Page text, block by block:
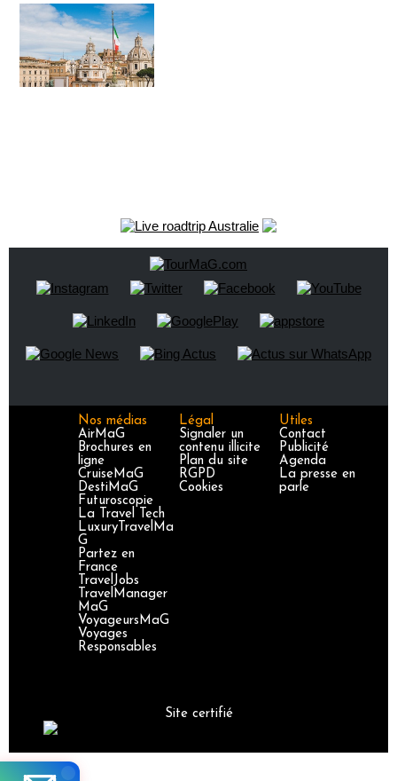
Nos médias
AirMaG
Brochures en
ligne
CruiseMaG
DestiMaG
Futuroscopie
La Travel Tech
LuxuryTravelMa
G
Partez en
France
TravelJobs
TravelManager
MaG
VoyageursMaG
Voyages
Responsables
Légal
Signaler un
contenu illicite
Plan du site
RGPD
Cookies
Utiles
Contact
Publicité
Agenda
La presse en
parle
Site certifié